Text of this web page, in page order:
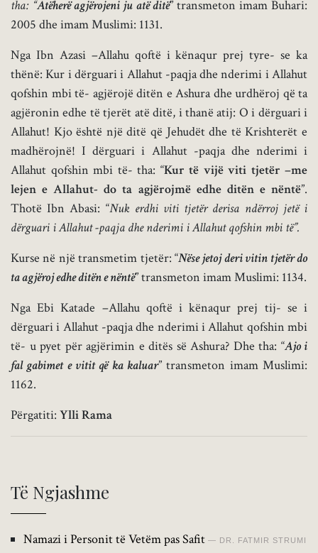
tha: “Atëherë agjërojeni ju atë ditë” transmeton imam Buhari:
2005 dhe imam Muslimi: 1131.
Nga Ibn Azasi –Allahu qoftë i kënaqur prej tyre- se ka
thënë: Kur i dërguari i Allahut -paqja dhe nderimi i Allahut
qofshin mbi të- agjërojë ditën e Ashura dhe urdhëroj që ta
agjëronin edhe të tjerët atë ditë, i thanë atij: O i dërguari i
Allahut! Kjo është një ditë që Jehudët dhe të Krishterët e
madhërojnë! I dërguari i Allahut -paqja dhe nderimi i
Allahut qofshin mbi të- tha: “Kur të vijë viti tjetër –me
lejen e Allahut- do ta agjërojmë edhe ditën e nëntë”.
Thotë Ibn Abasi: “Nuk erdhi viti tjetër derisa ndërroj jetë i
dërguari i Allahut -paqja dhe nderimi i Allahut qofshin mbi të”.
Kurse në një transmetim tjetër: “Nëse jetoj deri vitin tjetër do
ta agjëroj edhe ditën e nëntë” transmeton imam Muslimi: 1134.
Nga Ebi Katade –Allahu qoftë i kënaqur prej tij- se i
dërguari i Allahut -paqja dhe nderimi i Allahut qofshin mbi
të- u pyet për agjërimin e ditës së Ashura? Dhe tha: “Ajo i
fal gabimet e vitit që ka kaluar” transmeton imam Muslimi:
1162.
Përgatiti: Ylli Rama
Të Ngjashme
Namazi i Personit të Vetëm pas Safit DR. FATMIR STRUMI